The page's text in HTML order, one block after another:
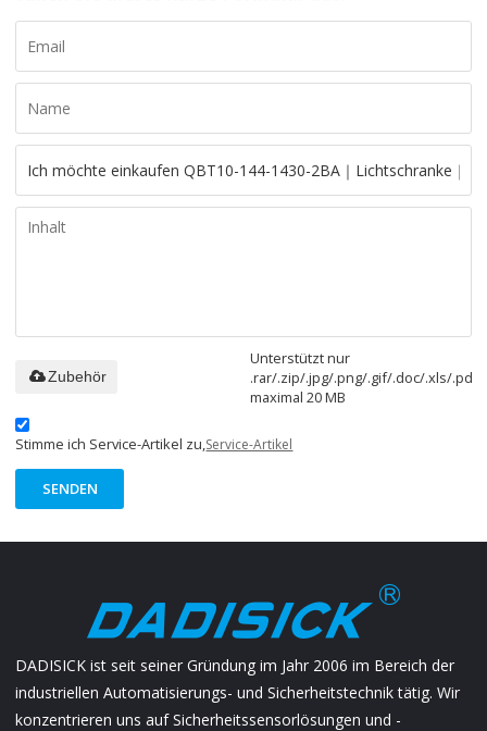
Unterstützt nur
.rar/.zip/.jpg/.png/.gif/.doc/.xls/.pdf,
maximal 20 MB
Zubehör
Stimme ich Service-Artikel zu,Service-Artikel
SENDEN
DADISICK ist seit seiner Gründung im Jahr 2006 im Bereich der
industriellen Automatisierungs- und Sicherheitstechnik tätig. Wir
konzentrieren uns auf Sicherheitssensorlösungen und -